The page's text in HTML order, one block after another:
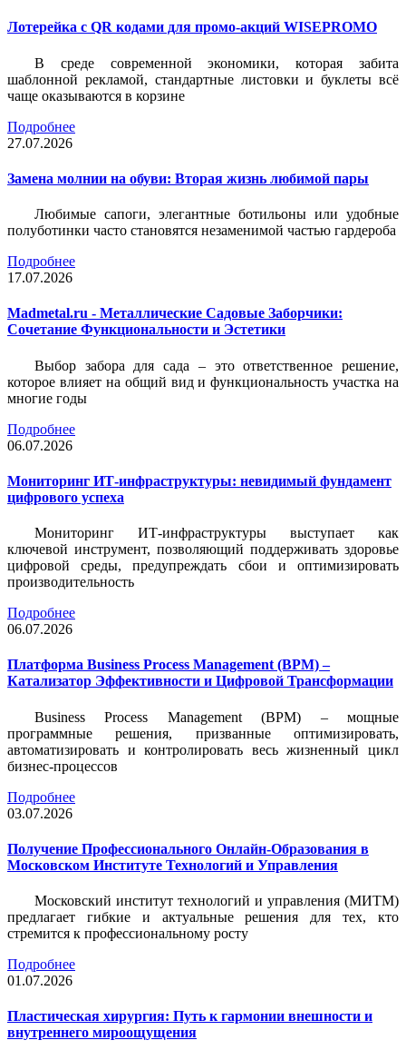
Лотерейка c QR кодами для промо-акций WISEPROMO
В среде современной экономики, которая забита
шаблонной рекламой, стандартные листовки и буклеты всё
чаще оказываются в корзине
Подробнее
27.07.2026
Замена молнии на обуви: Вторая жизнь любимой пары
Любимые сапоги, элегантные ботильоны или удобные
полуботинки часто становятся незаменимой частью гардероба
Подробнее
17.07.2026
Madmetal.ru - Металлические Садовые Заборчики:
Сочетание Функциональности и Эстетики
Выбор забора для сада – это ответственное решение,
которое влияет на общий вид и функциональность участка на
многие годы
Подробнее
06.07.2026
Мониторинг ИТ-инфраструктуры: невидимый фундамент
цифрового успеха
Мониторинг ИТ-инфраструктуры выступает как
ключевой инструмент, позволяющий поддерживать здоровье
цифровой среды, предупреждать сбои и оптимизировать
производительность
Подробнее
06.07.2026
Платформа Business Process Management (BPM) –
Катализатор Эффективности и Цифровой Трансформации
Business Process Management (BPM) – мощные
программные решения, призванные оптимизировать,
автоматизировать и контролировать весь жизненный цикл
бизнес-процессов
Подробнее
03.07.2026
Получение Профессионального Онлайн-Образования в
Московском Институте Технологий и Управления
Московский институт технологий и управления (МИТМ)
предлагает гибкие и актуальные решения для тех, кто
стремится к профессиональному росту
Подробнее
01.07.2026
Пластическая хирургия: Путь к гармонии внешности и
внутреннего мироощущения